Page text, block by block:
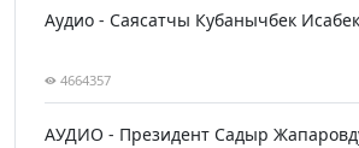
Аудио - Саясатчы Кубанычбек
4664357
АУДИО - Президент Садыр